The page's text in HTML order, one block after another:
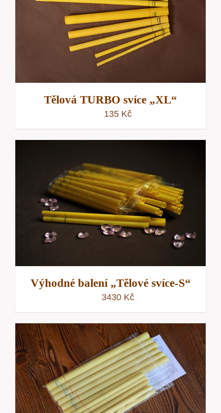
Tělová TURBO svíce „XL“
135 Kč
Výhodné balení „Tělové svíce-S“
3430 Kč